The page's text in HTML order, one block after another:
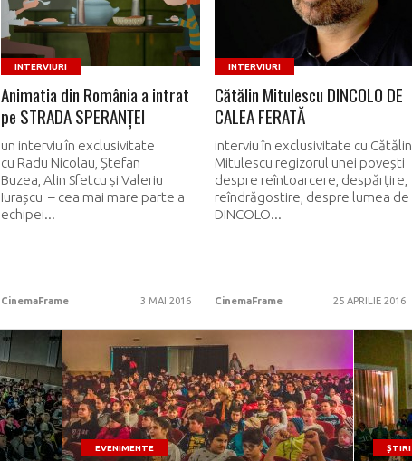
INTERVIURI
Animatia din România a intrat
pe STRADA SPERANȚEI
un interviu în exclusivitate
cu Radu Nicolau, Ștefan
Buzea, Alin Sfetcu și Valeriu
Iurașcu – cea mai mare parte a
echipei...
CinemaFrame 3 MAI 2016
INTERVIURI
Cătălin Mitulescu DINCOLO DE
CALEA FERATĂ
interviu în exclusivitate cu Cătălin
Mitulescu regizorul unei povești
despre reîntoarcere, despărțire,
reîndrăgostire, despre lumea de
DINCOLO...
CinemaFrame 25 APRILIE 2016
EVENIMENTE
READ MORE
ȘTIRI